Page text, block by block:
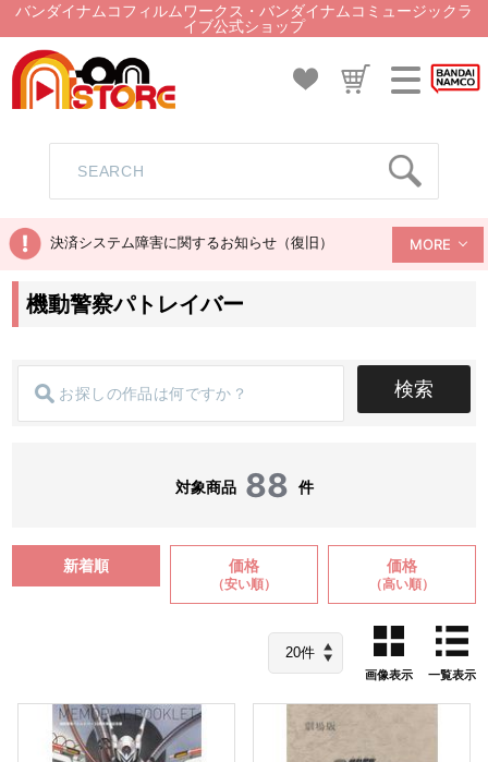
バンダイナムコフィルムワークス・バンダイナムコミュージックラ
イブ公式ショップ
決済システム障害に関するお知らせ（復旧） MORE
機動警察パトレイバー
検索
対象商品 88 件
新着順 価格
（安い順）
価格
（高い順）
画像表示 一覧表示